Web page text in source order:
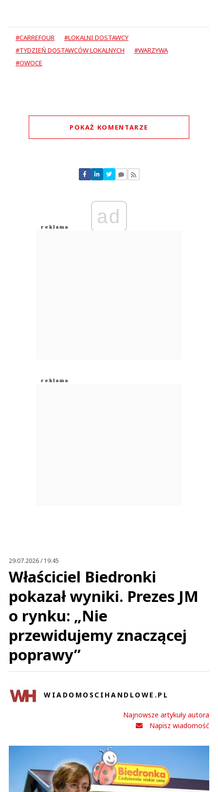
#CARREFOUR
#LOKALNI DOSTAWCY
#TYDZIEŃ DOSTAWCÓW LOKALNYCH
#WARZYWA
#OWOCE
POKAŻ KOMENTARZE
Nie znaleziono komentarzy
Zostaw swoje komentarze
Anuluj
ad
29.07.2026 / 19:45
Właściciel Biedronki
pokazał wyniki. Prezes JM
o rynku: „Nie
przewidujemy znaczącej
poprawy”
WIADOMOSCIHANDLOWE.PL
Najnowsze artykuły autora
Napisz wiadomość